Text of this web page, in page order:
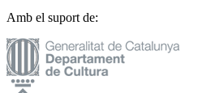
Amb el suport de: